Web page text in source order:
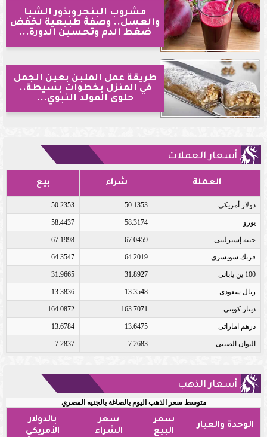
مشروب البنجر وبذور الشيا
والعسل.. وصفة طبيعية لخفض
ضغط الدم وتحسين الدورة...
طريقة عمل الملبن بعين الجمل
في المنزل بخطوات بسيطة..
حلوى المولد النبوي...
أسعار العملات
العملة شراء بيع
دولار أمريكى 50.1353
50.2353
يورو 58.3174
58.4437
جنيه إسترلينى 67.0459
67.1998
فرنك سويسرى 64.2019
64.3547
100 ين يابانى 31.8927
31.9665
ريال سعودى 13.3548
13.3836
دينار كويتى 163.7071
164.0872
درهم اماراتى 13.6475
13.6784
اليوان الصينى 7.2683
7.2837
أسعار الذهب
متوسط سعر الذهب اليوم بالصاغة بالجنيه المصري
الوحدة والعيار
سعر
البيع
سعر
الشراء
بالدولار
الأمريكي